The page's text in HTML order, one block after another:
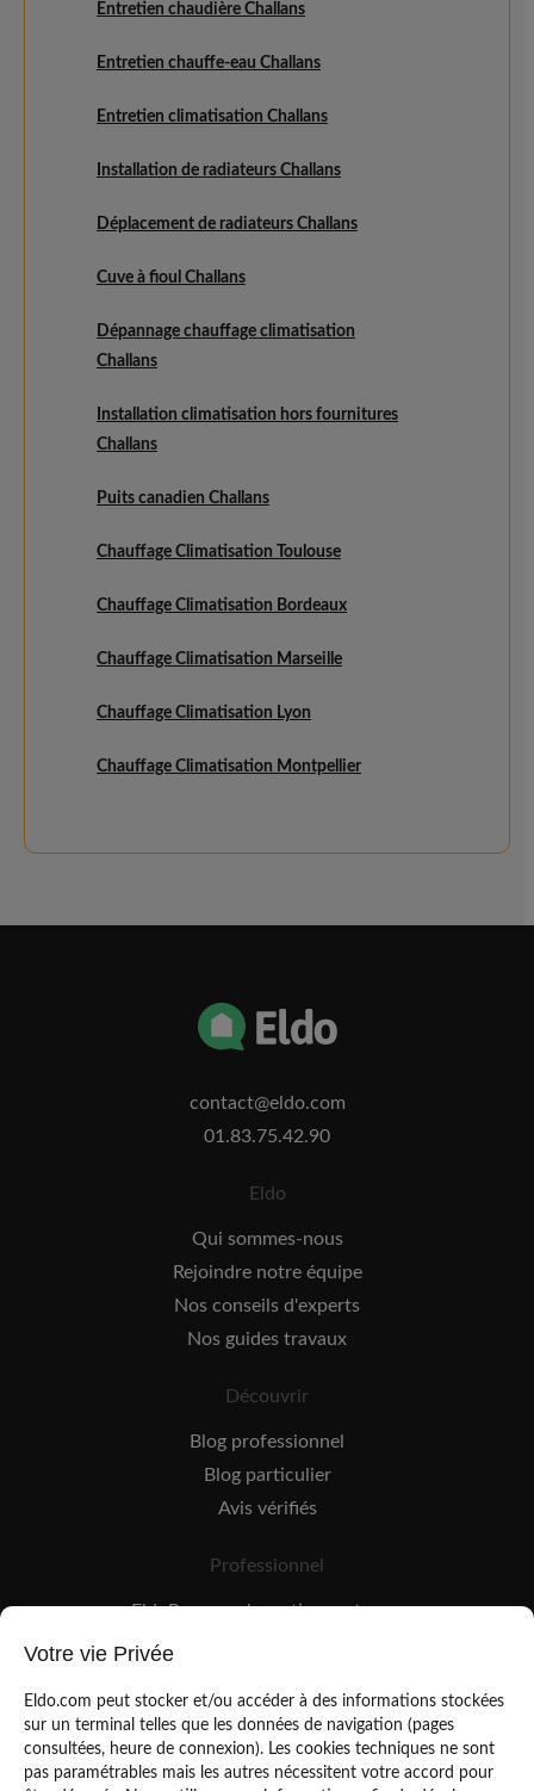
Entretien chaudière Challans
Entretien chauffe-eau Challans
Entretien climatisation Challans
Installation de radiateurs Challans
Déplacement de radiateurs Challans
Cuve à fioul Challans
Dépannage chauffage climatisation
Challans
Installation climatisation hors fournitures
Challans
Puits canadien Challans
Chauffage Climatisation Toulouse
Chauffage Climatisation Bordeaux
Chauffage Climatisation Marseille
Chauffage Climatisation Lyon
Chauffage Climatisation Montpellier
contact@eldo.com
01.83.75.42.90
Eldo
Qui sommes-nous
Rejoindre notre équipe
Nos conseils d'experts
Nos guides travaux
Découvrir
Blog professionnel
Blog particulier
Avis vérifiés
Professionnel
EldoPro pour les artisans et pros
EldoNetwork pour les réseaux, marques et industriels
Votre vie Privée
Eldo.com peut stocker et/ou accéder à des informations stockées
sur un terminal telles que les données de navigation (pages
consultées, heure de connexion). Les cookies techniques ne sont
pas paramétrables mais les autres nécessitent votre accord pour